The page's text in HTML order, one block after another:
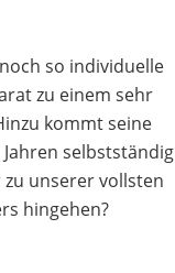
so individuelle
zu einem sehr
kommt seine
selbstständig
unserer vollsten
hingehen?